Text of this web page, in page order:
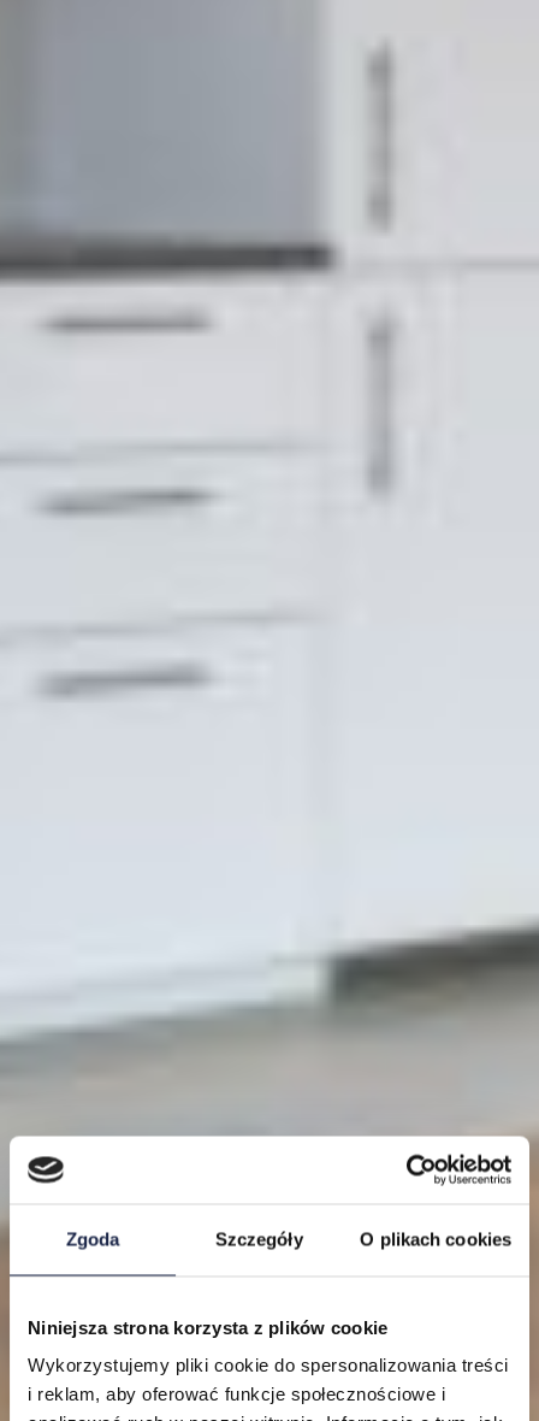
Zgoda Szczegóły O plikach cookies
Niniejsza strona korzysta z plików cookie
Wykorzystujemy pliki cookie do spersonalizowania treści
i reklam, aby oferować funkcje społecznościowe i
Lokalizacje